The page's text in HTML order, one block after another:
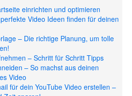
einrichten und optimieren
Video Ideen finden für deinen
– Die richtige Planung, um tolle
– Schritt für Schritt Tipps
– So machst aus deinen
Video
für dein YouTube Video erstellen –